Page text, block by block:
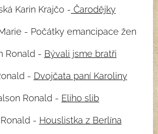
Karin Krajčo - Čarodějky
- Počátky emancipace žen
Ronald - Bývali jsme bratři
- Dvojčata paní Karoliny
Ronald - Eliho slib
- Houslistka z Berlína